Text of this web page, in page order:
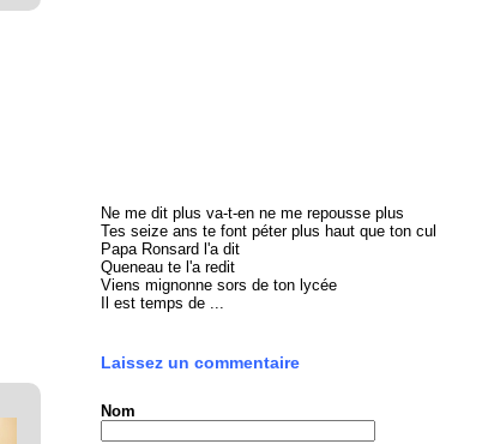
Ne me dit plus va-t-en ne me repousse plus
Tes seize ans te font péter plus haut que ton cul
Papa Ronsard l'a dit
Queneau te l'a redit
Viens mignonne sors de ton lycée
Il est temps de ...
Laissez un commentaire
Nom